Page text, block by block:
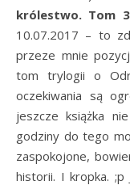
królestwo. Tom
10.07.2017 – to
przeze mnie
tom trylogii o
oczekiwania są
jeszcze książka
godziny do tego
zaspokojone,
historii. I kropka. ;p